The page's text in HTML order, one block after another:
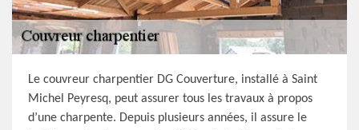
Le couvreur charpentier DG Couverture, installé à Saint
Michel Peyresq, peut assurer tous les travaux à propos
d’une charpente. Depuis plusieurs années, il assure le